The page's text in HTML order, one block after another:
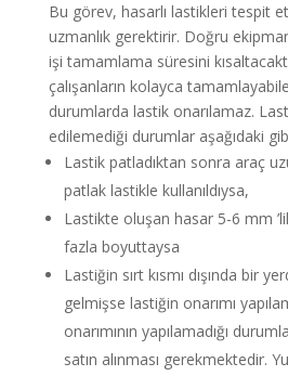
Bu görev, hasarlı lastikleri tespit
uzmanlık gerektirir. Doğru
işi tamamlama süresini
çalışanların kolayca
durumlarda lastik onarılamaz.
edilemediği durumlar aşağıdaki
Lastik patladıktan sonra araç
patlak lastikle kullanıldıysa,
Lastikte oluşan hasar 5-6 mm
fazla boyuttaysa
Lastiğin sırt kısmı dışında bir
gelmişse lastiğin onarımı
onarımının yapılamadığı
satın alınması gerekmektedir.